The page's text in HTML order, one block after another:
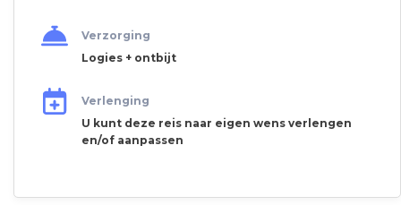
Verzorging
Logies + ontbijt
Verlenging
U kunt deze reis naar eigen wens verlengen
en/of aanpassen